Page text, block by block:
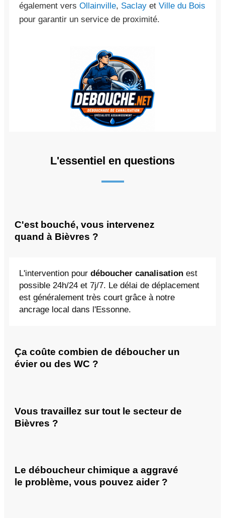
également vers Ollainville, Saclay et Ville du Bois
pour garantir un service de proximité.
L'essentiel en questions
C'est bouché, vous intervenez
quand à Bièvres ?
L'intervention pour déboucher canalisation est
possible 24h/24 et 7j/7. Le délai de déplacement
est généralement très court grâce à notre
ancrage local dans l'Essonne.
Ça coûte combien de déboucher un
évier ou des WC ?
Vous travaillez sur tout le secteur de
Bièvres ?
Le déboucheur chimique a aggravé
le problème, vous pouvez aider ?